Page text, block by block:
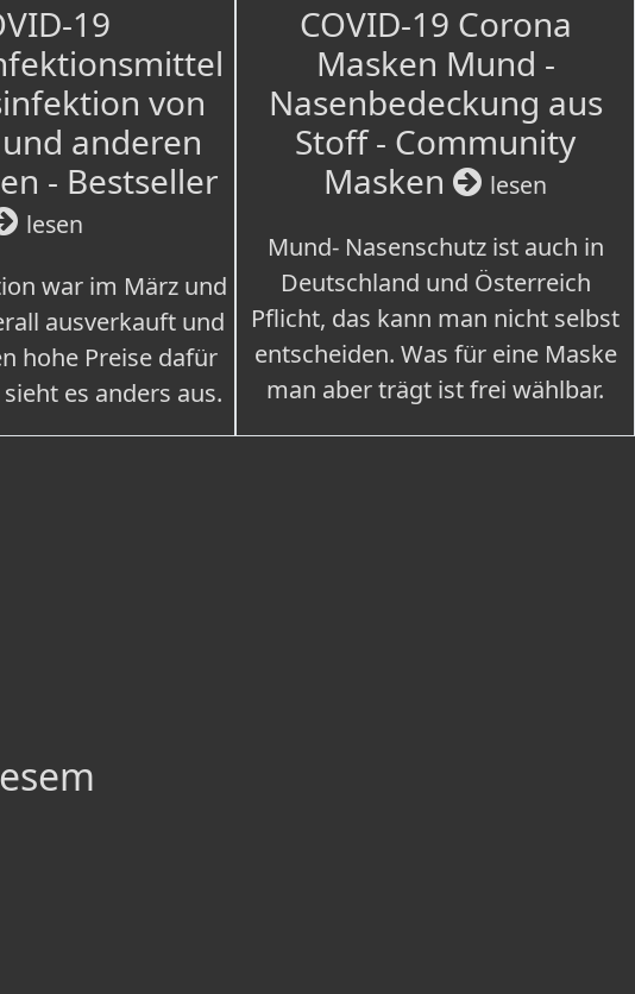
19
von
anderen
- Bestseller
lesen
war im März und
ausverkauft und
hohe Preise dafür
es anders aus.
COVID-19 Corona
Masken Mund -
Nasenbedeckung aus
Stoff - Community
Masken
lesen
Mund- Nasenschutz ist auch in
Deutschland und Österreich
Pflicht, das kann man nicht selbst
entscheiden. Was für eine Maske
man aber trägt ist frei wählbar.